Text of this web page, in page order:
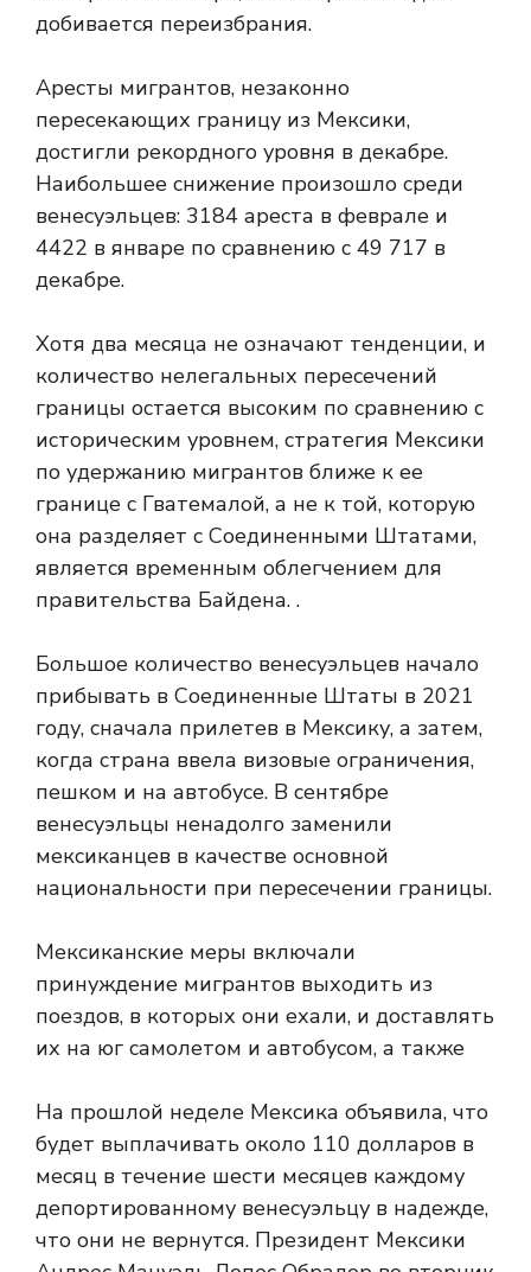
добивается переизбрания.
Аресты мигрантов, незаконно
пересекающих границу из Мексики,
достигли рекордного уровня в декабре.
Наибольшее снижение произошло среди
венесуэльцев: 3184 ареста в феврале и
4422 в январе по сравнению с 49 717 в
декабре.
Хотя два месяца не означают тенденции, и
количество нелегальных пересечений
границы остается высоким по сравнению с
историческим уровнем, стратегия Мексики
по удержанию мигрантов ближе к ее
границе с Гватемалой, а не к той, которую
она разделяет с Соединенными Штатами,
является временным облегчением для
правительства Байдена. .
Большое количество венесуэльцев начало
прибывать в Соединенные Штаты в 2021
году, сначала прилетев в Мексику, а затем,
когда страна ввела визовые ограничения,
пешком и на автобусе. В сентябре
венесуэльцы ненадолго заменили
мексиканцев в качестве основной
национальности при пересечении границы.
Мексиканские меры включали
принуждение мигрантов выходить из
поездов, в которых они ехали, и доставлять
их на юг самолетом и автобусом, а также
На прошлой неделе Мексика объявила, что
будет выплачивать около 110 долларов в
месяц в течение шести месяцев каждому
депортированному венесуэльцу в надежде,
что они не вернутся. Президент Мексики